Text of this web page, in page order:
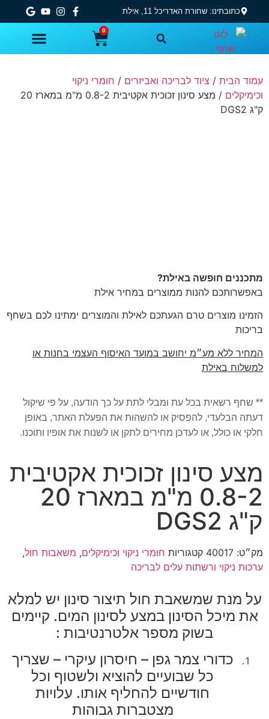
כתובתינו: שחורת האדריכל 11, אילת
0
עמוד הבית / ציוד לבריכה ואביזרים / חומרי ניקוי
וכימיקלים
/ מצע סינון זכוכית אקטיבית 0.8-2 מ"מ במארז 20
ק"ג DGS2
מתכננים חופשה באילת?
באפשרותכם להנות ממוצרים במחיר אילת
הזמינו מוצרים טרם הגעתכם לאילת והמוצרים ימתינו לכם בשחף
בריכות
המחיר ללא מע״מ יחושב במועד האיסוף העצמי בחנות או
למשלוח באילת
** שחף רשאית בכל עת ומבלי לתת על כך הודעה, על פי שיקול
דעתה הבלעדי, להפסיק או להשהות את הפעלת האתר, באופן
חלקי או כולל, או לעדכן מחירים לתקן או לשנות את אופיו ותוכנו.
מצע סינון זכוכית אקטיבית
0.8-2 מ"מ במארז 20
ק"ג DGS2
מק״ט: 40017 קטגוריות חומרי ניקוי וכימיקלים, משאבות חול,
ערכות ניקוי ורשתות עלים לבריכה
על מנת שמשאבת חול תיצור סינון יש למלא
את מיכל הסינון במצע לסינון המים. קיימים
בשוק מספר אלטרנטיבות :
כדורי צמר גפן – חיסרון עיקרי – שצריך
כל שבועיים להוציא ולשטוף וכל
חודשיים להחליף אותו. עלויות
מצטברות גבוהות